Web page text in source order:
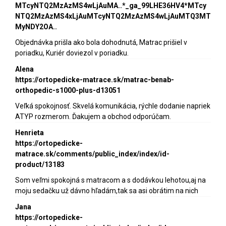
MTcyNTQ2MzAzMS4wLjAuMA..*_ga_99LHE36HV4*MTcy
NTQ2MzAzMS4xLjAuMTcyNTQ2MzAzMS4wLjAuMTQ3MT
MyNDY2OA..
Objednávka prišla ako bola dohodnutá, Matrac prišiel v
poriadku, Kuriér doviezol v poriadku.
Alena
https://ortopedicke-matrace.sk/matrac-benab-
orthopedic-s1000-plus-d13051
Veľká spokojnosť. Skvelá komunikácia, rýchle dodanie napriek
ATYP rozmerom. Ďakujem a obchod odporúčam.
Henrieta
https://ortopedicke-
matrace.sk/comments/public_index/index/id-
product/13183
Som veľmi spokojná s matracom a s dodávkou lehotou,aj na
moju sedačku už dávno hľadám,tak sa asi obrátim na nich
Jana
https://ortopedicke-